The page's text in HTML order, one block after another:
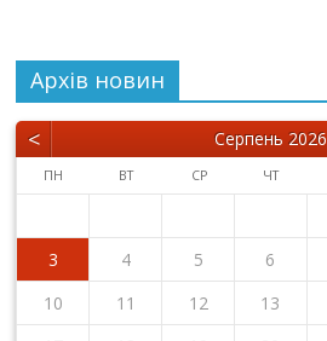
Архiв новин
< Серпень 2026
ПН ВТ СР ЧТ
3
4 5 6
10
11 12 13